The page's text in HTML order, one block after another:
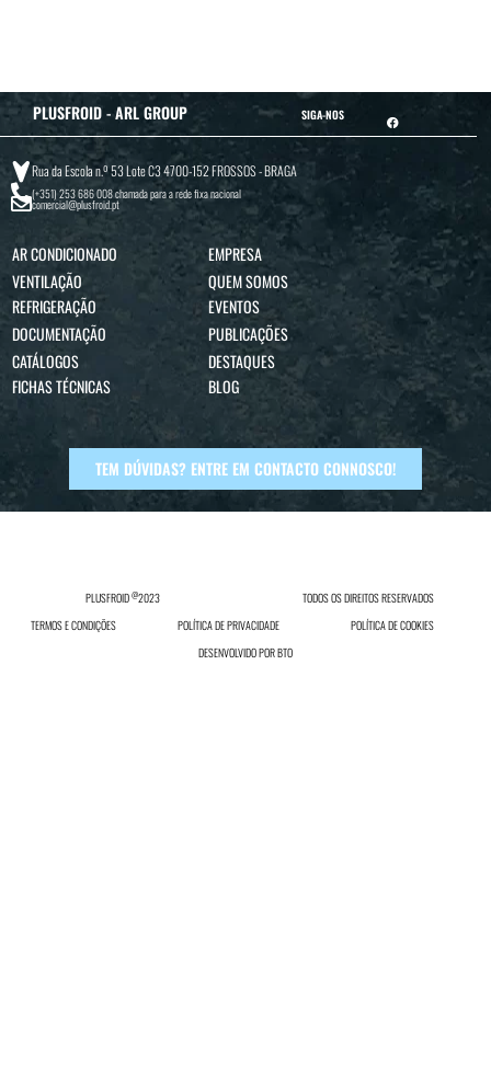
PLUSFROID - ARL GROUP SIGA-NOS
Rua da Escola n.º 53 Lote C3 4700-152 FROSSOS - BRAGA
(+351) 253 686 008chamada para a rede fixa nacional
comercial@plusfroid.pt
AR CONDICIONADO
VENTILAÇÃO
REFRIGERAÇÃO
EMPRESA
QUEM SOMOS
EVENTOS
DOCUMENTAÇÃO
CATÁLOGOS
FICHAS TÉCNICAS
PUBLICAÇÕES
DESTAQUES
BLOG
TEM DÚVIDAS? ENTRE EM CONTACTO CONNOSCO!
PLUSFROID@2023
TODOS OS DIREITOS RESERVADOS
TERMOS E CONDIÇÕES
POLÍTICA DE PRIVACIDADE
POLÍTICA DE COOKIES
DESENVOLVIDO PORBTO